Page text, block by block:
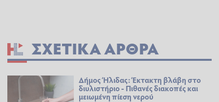
ΣΧΕΤΙΚΆ ΆΡΘΡΑ
Δήμος Ήλιδας: Έκτακτη βλάβη στο
διυλιστήριο - Πιθανές διακοπές και
μειωμένη πίεση νερού